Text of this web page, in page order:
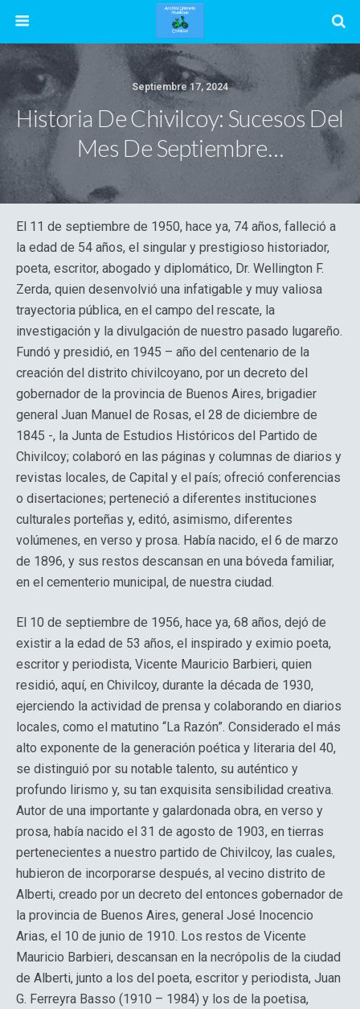
Septiembre 17, 2024
Historia De Chivilcoy: Sucesos Del
Mes De Septiembre…
El 11 de septiembre de 1950, hace ya, 74 años, falleció a
la edad de 54 años, el singular y prestigioso historiador,
poeta, escritor, abogado y diplomático, Dr. Wellington F.
Zerda, quien desenvolvió una infatigable y muy valiosa
trayectoria pública, en el campo del rescate, la
investigación y la divulgación de nuestro pasado lugareño.
Fundó y presidió, en 1945 – año del centenario de la
creación del distrito chivilcoyano, por un decreto del
gobernador de la provincia de Buenos Aires, brigadier
general Juan Manuel de Rosas, el 28 de diciembre de
1845 -, la Junta de Estudios Históricos del Partido de
Chivilcoy; colaboró en las páginas y columnas de diarios y
revistas locales, de Capital y el país; ofreció conferencias
o disertaciones; perteneció a diferentes instituciones
culturales porteñas y, editó, asimismo, diferentes
volúmenes, en verso y prosa. Había nacido, el 6 de marzo
de 1896, y sus restos descansan en una bóveda familiar,
en el cementerio municipal, de nuestra ciudad.
El 10 de septiembre de 1956, hace ya, 68 años, dejó de
existir a la edad de 53 años, el inspirado y eximio poeta,
escritor y periodista, Vicente Mauricio Barbieri, quien
residió, aquí, en Chivilcoy, durante la década de 1930,
ejerciendo la actividad de prensa y colaborando en diarios
locales, como el matutino “La Razón”. Considerado el más
alto exponente de la generación poética y literaria del 40,
se distinguió por su notable talento, su auténtico y
profundo lirismo y, su tan exquisita sensibilidad creativa.
Autor de una importante y galardonada obra, en verso y
prosa, había nacido el 31 de agosto de 1903, en tierras
pertenecientes a nuestro partido de Chivilcoy, las cuales,
hubieron de incorporarse después, al vecino distrito de
Alberti, creado por un decreto del entonces gobernador de
la provincia de Buenos Aires, general José Inocencio
Arias, el 10 de junio de 1910. Los restos de Vicente
Mauricio Barbieri, descansan en la necrópolis de la ciudad
de Alberti, junto a los del poeta, escritor y periodista, Juan
G. Ferreyra Basso (1910 – 1984) y los de la poetisa,